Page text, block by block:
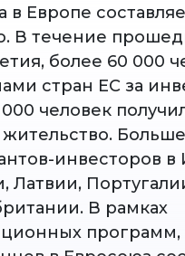
в Европе
В течение
более 60 000
стран ЕС за
человек
инвесторов в
Латвии,
В рамках